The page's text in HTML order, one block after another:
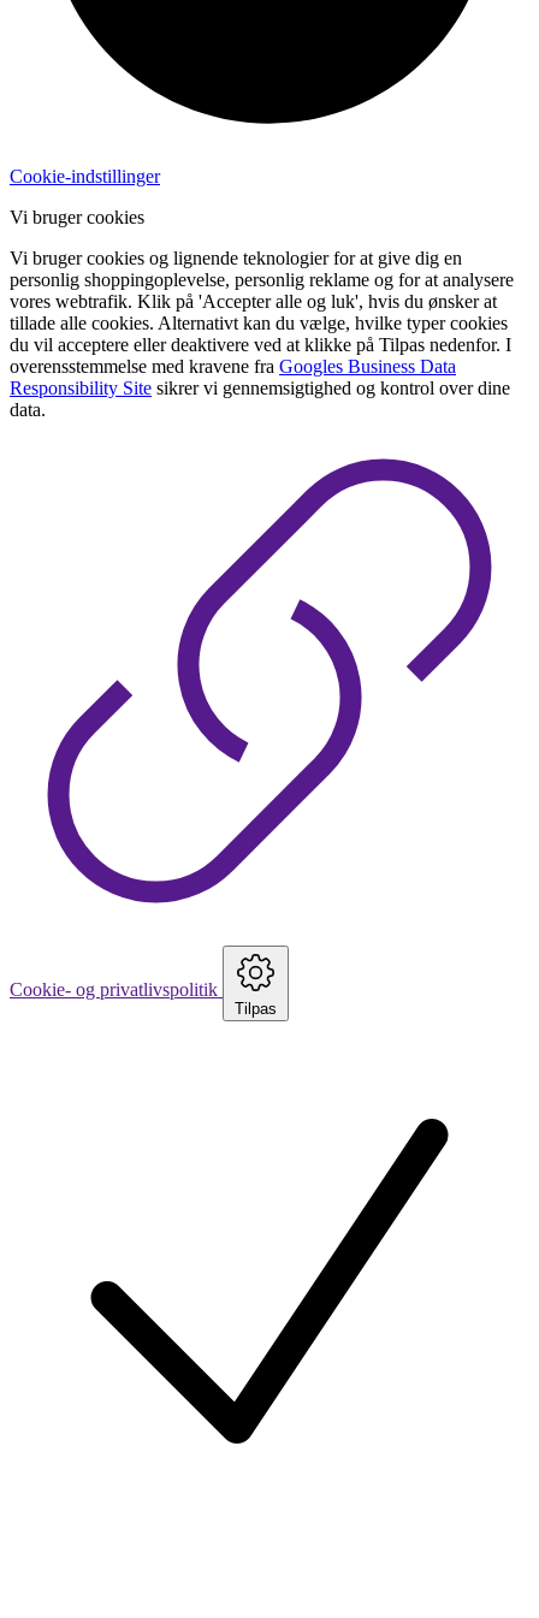
Cookie-indstillinger
Vi bruger cookies
Vi bruger cookies og lignende teknologier for at give dig en
personlig shoppingoplevelse, personlig reklame og for at analysere
vores webtrafik. Klik på 'Accepter alle og luk', hvis du ønsker at
tillade alle cookies. Alternativt kan du vælge, hvilke typer cookies
du vil acceptere eller deaktivere ved at klikke på Tilpas nedenfor. I
overensstemmelse med kravene fra Googles Business Data
Responsibility Site sikrer vi gennemsigtighed og kontrol over dine
data.
Cookie- og privatlivspolitik
Tilpas